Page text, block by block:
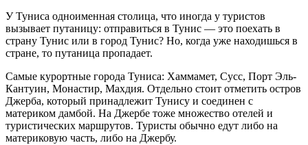
У Туниса одноименная столица, что иногда у туристов
вызывает путаницу: отправиться в Тунис — это поехать в
страну Тунис или в город Тунис? Но, когда уже находишься в
стране, то путаница пропадает.
Самые курортные города Туниса: Хаммамет, Сусс, Порт Эль-
Кантуин, Монастир, Махдия. Отдельно стоит отметить остров
Джерба, который принадлежит Тунису и соединен с
материком дамбой. На Джербе тоже множество отелей и
туристических маршрутов. Туристы обычно едут либо на
материковую часть, либо на Джербу.